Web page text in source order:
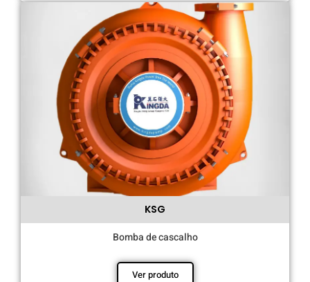
KSG
Bomba de cascalho
Ver produto